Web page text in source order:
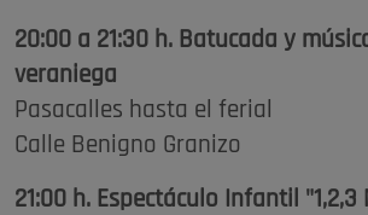
20:00 a 21:30 h. Batucada y
veraniega
Pasacalles hasta el ferial
Calle Benigno Granizo
21:00 h. Espectáculo Infantil "1,2,3